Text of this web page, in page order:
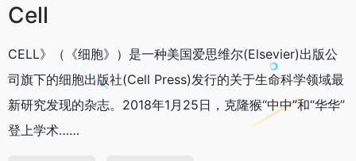
Cell
CELL》（《细胞》）是一种美国爱思维尔(Elsevier)出版公
司旗下的细胞出版社(Cell Press)发行的关于生命科学领域最
新研究发现的杂志。2018年1月25日，克隆猴“中中”和“华华”
登上学术……